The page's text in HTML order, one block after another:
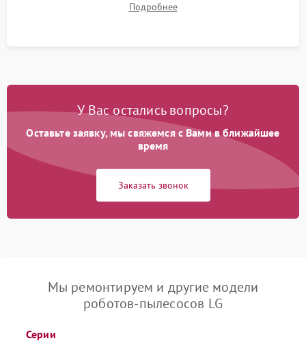
Тестирование автоматического возврата на док-станцию и
Подробнее
У Вас остались вопросы?
Оставьте заявку, мы свяжемся с Вами в ближайшее
время
Заказать звонок
Мы ремонтируем и другие модели
роботов-пылесосов LG
Серии